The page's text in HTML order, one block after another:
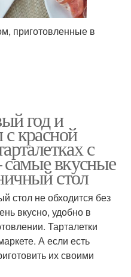
приготовленные в
год и
красной
с
вкусные
стол
стол не обходится без
вкусно, удобно в
Тарталетки
А если есть
их своими